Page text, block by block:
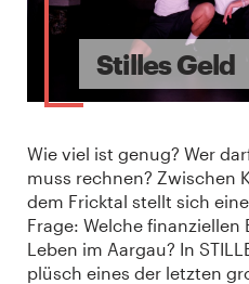
Stilles Geld
Wie viel ist genug? Wer
muss rechnen? Zwischen
dem Fricktal stellt sich
Frage: Welche
Leben im Aargau? In
plüsch eines der letzten